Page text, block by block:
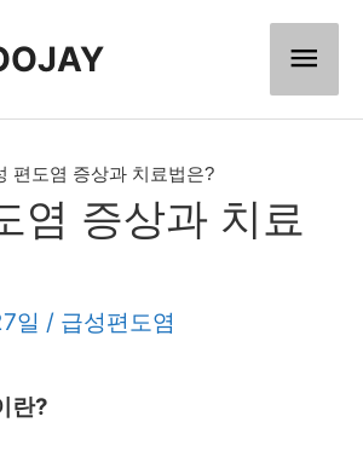
메
인
뉴
편도염 증상과 치료법은?
염 증상과 치료
일 / 급성편도염
란?